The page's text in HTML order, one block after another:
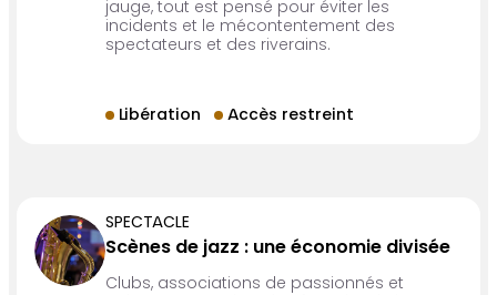
jauge, tout est pensé pour éviter les
incidents et le mécontentement des
spectateurs et des riverains.
Libération Accès restreint
SPECTACLE
Scènes de jazz : une économie divisée
Clubs, associations de passionnés et